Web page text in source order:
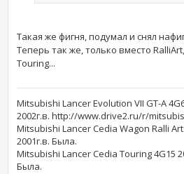
Такая же фигня, подумал и снял нафиг
Теперь так же, только вместо
Touring...
Mitsubishi Lancer Evolution VII GT-A
2002г.в. http://www.drive2.ru/r/
Mitsubishi Lancer Cedia Wagon Ralli Art
2001г.в. Была.
Mitsubishi Lancer Cedia Touring 4G15
Была.